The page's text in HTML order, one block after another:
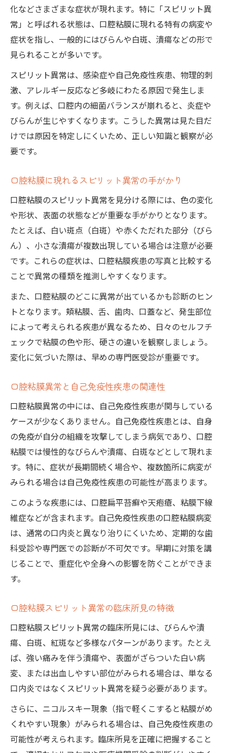
化などさまざまな症状が現れます。特に「スピリット異
常」と呼ばれる状態は、口腔粘膜に現れる特有の病変や
症状を指し、一般的にはびらんや白斑、潰瘍などの形で
見られることが多いです。
スピリット異常は、感染症や自己免疫性疾患、物理的刺
激、アレルギー反応など多岐にわたる原因で発生しま
す。例えば、口腔内の細菌バランスが崩れると、炎症や
びらんが生じやすくなります。こうした異常は見た目だ
けでは原因を特定しにくいため、正しい知識と観察が必
要です。
口腔粘膜に現れるスピリット異常の手がかり
口腔粘膜のスピリット異常を見分ける際には、色の変化
や形状、表面の状態などが重要な手がかりとなります。
たとえば、白い斑点（白斑）や赤くただれた部分（びら
ん）、小さな潰瘍が複数出現している場合は注意が必要
です。これらの症状は、口腔粘膜疾患の写真と比較する
ことで異常の種類を推測しやすくなります。
また、口腔粘膜のどこに異常が出ているかも診断のヒン
トとなります。頬粘膜、舌、歯肉、口蓋など、発生部位
によって考えられる疾患が異なるため、日々のセルフチ
ェックで粘膜の色や形、硬さの違いを観察しましょう。
変化に気づいた際は、早めの専門医受診が重要です。
口腔粘膜異常と自己免疫性疾患の関連性
口腔粘膜異常の中には、自己免疫性疾患が関与している
ケースが少なくありません。自己免疫性疾患とは、自身
の免疫が自分の組織を攻撃してしまう病気であり、口腔
粘膜では慢性的なびらんや潰瘍、白斑などとして現れま
す。特に、症状が長期間続く場合や、複数箇所に病変が
みられる場合は自己免疫性疾患の可能性が高まります。
このような疾患には、口腔扁平苔癬や天疱瘡、粘膜下線
維症などが含まれます。自己免疫性疾患の口腔粘膜病変
は、通常の口内炎と異なり治りにくいため、定期的な歯
科受診や専門医での診断が不可欠です。早期に対策を講
じることで、重症化や全身への影響を防ぐことができま
す。
口腔粘膜スピリット異常の臨床所見の特徴
口腔粘膜スピリット異常の臨床所見には、びらんや潰
瘍、白斑、紅斑など多様なパターンがあります。たとえ
ば、強い痛みを伴う潰瘍や、表面がざらついた白い病
変、または出血しやすい部位がみられる場合は、単なる
口内炎ではなくスピリット異常を疑う必要があります。
さらに、ニコルスキー現象（指で軽くこすると粘膜がめ
くれやすい現象）がみられる場合は、自己免疫性疾患の
可能性が考えられます。臨床所見を正確に把握すること